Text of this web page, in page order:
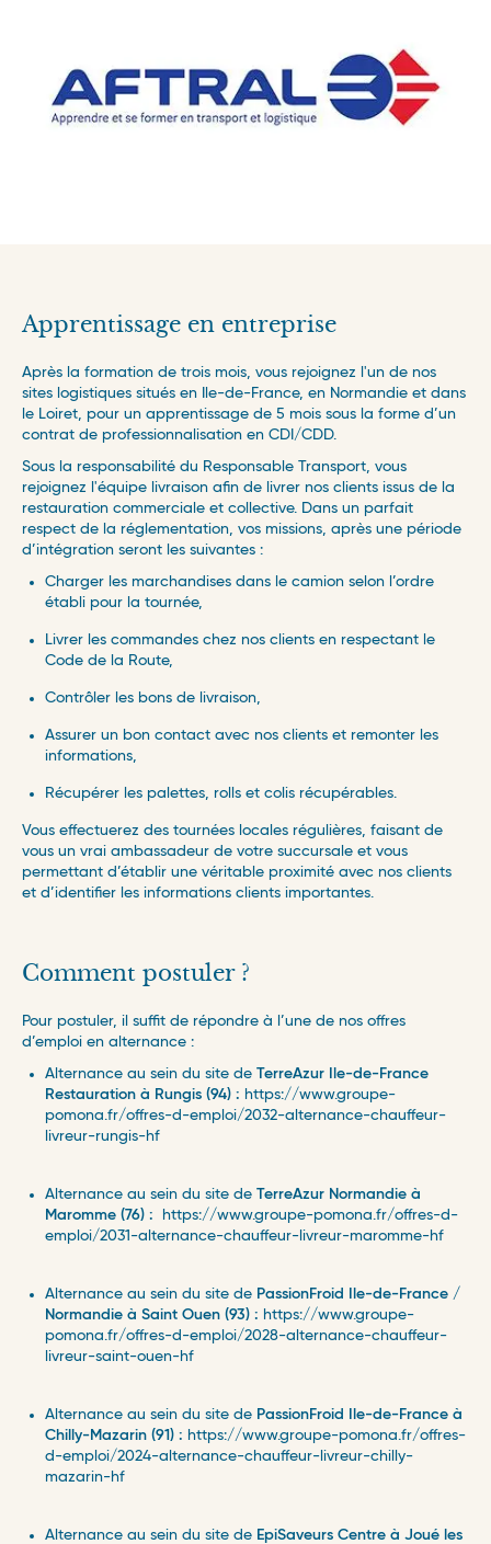
Apprentissage en entreprise
Après la formation de trois mois, vous rejoignez l'un de nos
sites logistiques situés en Ile-de-France, en Normandie et dans
le Loiret, pour un apprentissage de 5 mois sous la forme d’un
contrat de professionnalisation en CDI/CDD.
Sous la responsabilité du Responsable Transport, vous
rejoignez l'équipe livraison afin de livrer nos clients issus de la
restauration commerciale et collective. Dans un parfait
respect de la réglementation, vos missions, après une période
d’intégration seront les suivantes :
Charger les marchandises dans le camion selon l’ordre
établi pour la tournée,
Livrer les commandes chez nos clients en respectant le
Code de la Route,
Contrôler les bons de livraison,
Assurer un bon contact avec nos clients et remonter les
informations,
Récupérer les palettes, rolls et colis récupérables.
Vous effectuerez des tournées locales régulières, faisant de
vous un vrai ambassadeur de votre succursale et vous
permettant d’établir une véritable proximité avec nos clients
et d’identifier les informations clients importantes.
Comment postuler ?
Pour postuler, il suffit de répondre à l’une de nos offres
d’emploi en alternance :
Alternance au sein du site de TerreAzur Ile-de-France
Restauration à Rungis (94) : https://www.groupe-
pomona.fr/offres-d-emploi/2032-alternance-chauffeur-
livreur-rungis-hf
Alternance au sein du site de TerreAzur Normandie à
Maromme (76) :
https://www.groupe-pomona.fr/offres-d-
emploi/2031-alternance-chauffeur-livreur-maromme-hf
Alternance au sein du site de PassionFroid Ile-de-France /
Normandie à Saint Ouen (93) : https://www.groupe-
pomona.fr/offres-d-emploi/2028-alternance-chauffeur-
livreur-saint-ouen-hf
Alternance au sein du site de PassionFroid Ile-de-France à
Chilly-Mazarin (91) : https://www.groupe-pomona.fr/offres-
d-emploi/2024-alternance-chauffeur-livreur-chilly-
mazarin-hf
Alternance au sein du site de EpiSaveurs Centre à Joué les